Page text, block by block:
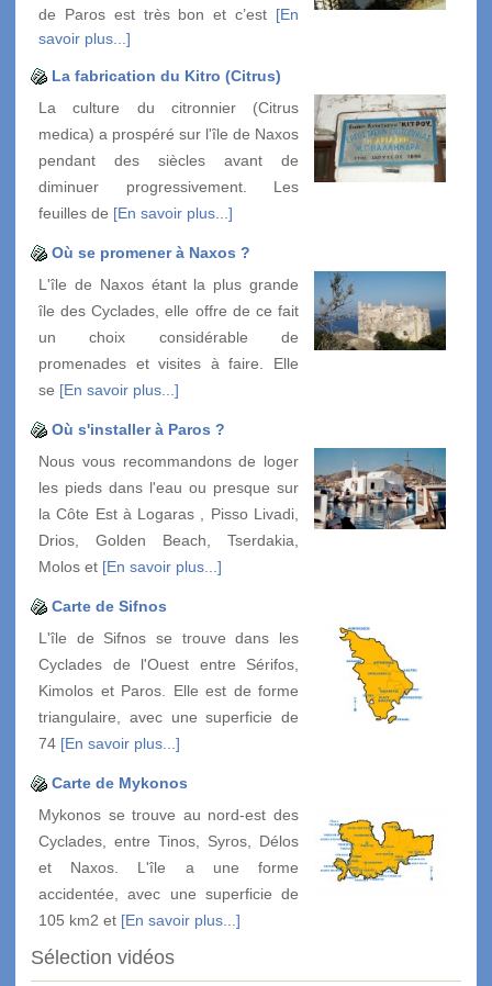
de Paros est très bon et c’est [En
savoir plus...]
La fabrication du Kitro (Citrus)
La culture du citronnier (Citrus
medica) a prospéré sur l'île de Naxos
pendant des siècles avant de
diminuer progressivement. Les
feuilles de [En savoir plus...]
Où se promener à Naxos ?
L'île de Naxos étant la plus grande
île des Cyclades, elle offre de ce fait
un choix considérable de
promenades et visites à faire. Elle
se [En savoir plus...]
Où s'installer à Paros ?
Nous vous recommandons de loger
les pieds dans l'eau ou presque sur
la Côte Est à Logaras , Pisso Livadi,
Drios, Golden Beach, Tserdakia,
Molos et [En savoir plus...]
Carte de Sifnos
L'île de Sifnos se trouve dans les
Cyclades de l'Ouest entre Sérifos,
Kimolos et Paros. Elle est de forme
triangulaire, avec une superficie de
74 [En savoir plus...]
Carte de Mykonos
Mykonos se trouve au nord-est des
Cyclades, entre Tinos, Syros, Délos
et Naxos. L'île a une forme
accidentée, avec une superficie de
105 km2 et [En savoir plus...]
Sélection vidéos